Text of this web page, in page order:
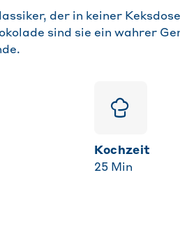
der in keiner
sind sie ein wahrer
Kochzeit
25 Min